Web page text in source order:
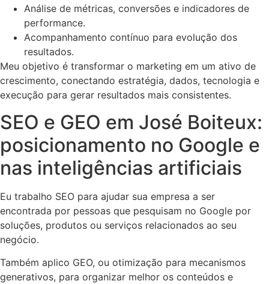
Análise de métricas, conversões e indicadores de
performance.
Acompanhamento contínuo para evolução dos
resultados.
Meu objetivo é transformar o marketing em um ativo de
crescimento, conectando estratégia, dados, tecnologia e
execução para gerar resultados mais consistentes.
SEO e GEO em José Boiteux:
posicionamento no Google e
nas inteligências artificiais
Eu trabalho SEO para ajudar sua empresa a ser
encontrada por pessoas que pesquisam no Google por
soluções, produtos ou serviços relacionados ao seu
negócio.
Também aplico GEO, ou otimização para mecanismos
generativos, para organizar melhor os conteúdos e